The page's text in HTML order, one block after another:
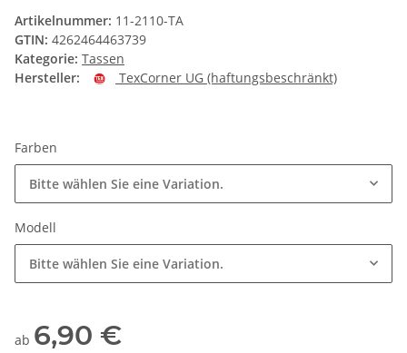
Artikelnummer: 11-2110-TA
GTIN: 4262464463739
Kategorie: Tassen
Hersteller:
TexCorner UG (haftungsbeschränkt)
Farben
Bitte wählen Sie eine Variation.
Modell
Bitte wählen Sie eine Variation.
ab 6,90 €